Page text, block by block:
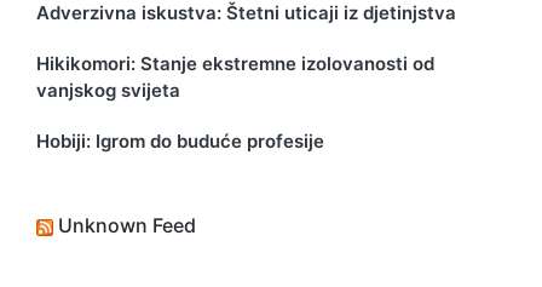
Adverzivna iskustva: Štetni uticaji iz djetinjstva
Hikikomori: Stanje ekstremne izolovanosti od
vanjskog svijeta
Hobiji: Igrom do buduće profesije
Unknown Feed